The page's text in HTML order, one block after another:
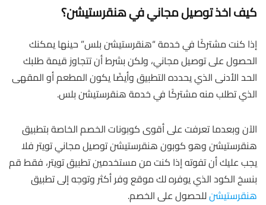
كيف اخذ توصيل مجاني في هنقرستيشن؟
إذا كنت مشتركًا في خدمة “هنقرستيشن بلس” حينها يمكنك
الحصول على توصيل مجاني، ولكن بشرط أن تتجاوز قيمة طلبك
الحد الأدنى الذي يحدده التطبيق وأيضًا يكون المطعم أو المقهى
الذي تطلب منه مشتركًا في خدمة هنقرستيشن بلس.
الآن وبعدما تعرفت على أقوى كوبونات الخصم الخاصة بتطبيق
هنقرستيشن وهو كوبون هنقرستيشن توصيل مجاني تويتر فلا
يجب عليك أن تفوته إذا كنت من مستخدمين تطبيق تويتر، فقط قم
بنسخ الكود الذي يوفره لك موقع وفر أكثر وتوجه إلى تطبيق
هنقرستيشنللحصول على الخصم.